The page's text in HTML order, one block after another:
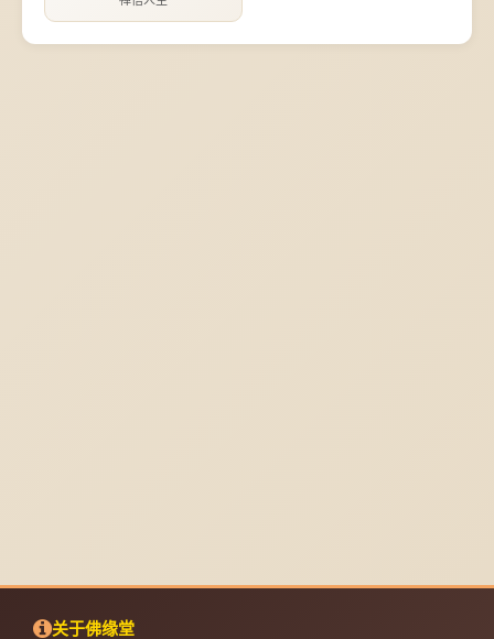
关于佛缘堂